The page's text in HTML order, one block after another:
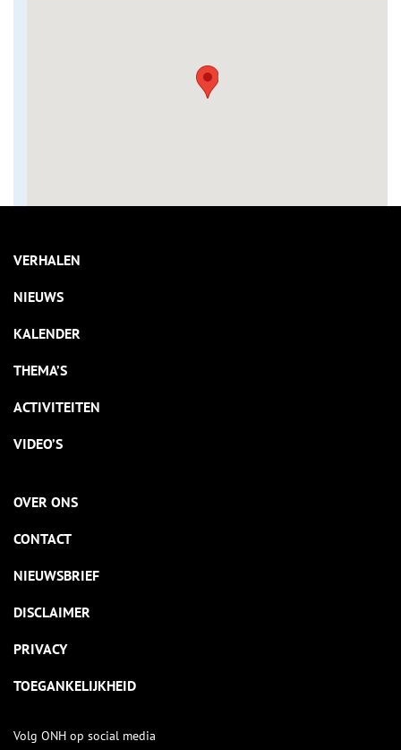
VERHALEN
NIEUWS
KALENDER
THEMA’S
ACTIVITEITEN
VIDEO’S
OVER ONS
CONTACT
NIEUWSBRIEF
DISCLAIMER
PRIVACY
TOEGANKELIJKHEID
Volg ONH op social media